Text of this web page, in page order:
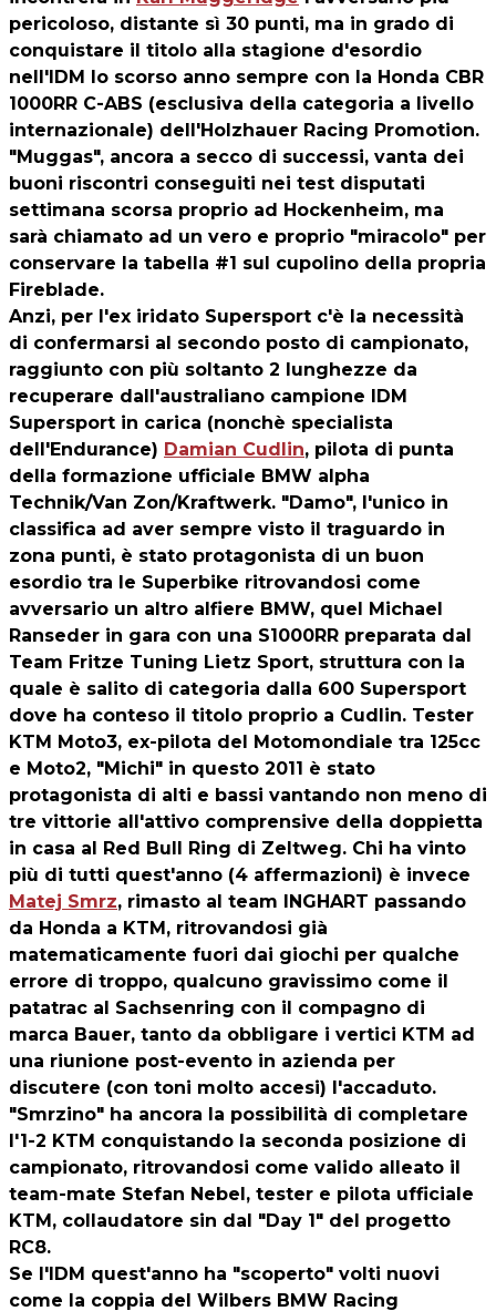
pericoloso, distante sì 30 punti, ma in grado di
conquistare il titolo alla stagione d'esordio
nell'IDM lo scorso anno sempre con la Honda CBR
1000RR C-ABS (esclusiva della categoria a livello
internazionale) dell'Holzhauer Racing Promotion.
"Muggas", ancora a secco di successi, vanta dei
buoni riscontri conseguiti nei test disputati
settimana scorsa proprio ad Hockenheim, ma
sarà chiamato ad un vero e proprio "miracolo" per
conservare la tabella #1 sul cupolino della propria
Fireblade.
Anzi, per l'ex iridato Supersport c'è la necessità
di confermarsi al secondo posto di campionato,
raggiunto con più soltanto 2 lunghezze da
recuperare dall'australiano campione IDM
Supersport in carica (nonchè specialista
dell'Endurance) Damian Cudlin, pilota di punta
della formazione ufficiale BMW alpha
Technik/Van Zon/Kraftwerk. "Damo", l'unico in
classifica ad aver sempre visto il traguardo in
zona punti, è stato protagonista di un buon
esordio tra le Superbike ritrovandosi come
avversario un altro alfiere BMW, quel Michael
Ranseder in gara con una S1000RR preparata dal
Team Fritze Tuning Lietz Sport, struttura con la
quale è salito di categoria dalla 600 Supersport
dove ha conteso il titolo proprio a Cudlin. Tester
KTM Moto3, ex-pilota del Motomondiale tra 125cc
e Moto2, "Michi" in questo 2011 è stato
protagonista di alti e bassi vantando non meno di
tre vittorie all'attivo comprensive della doppietta
in casa al Red Bull Ring di Zeltweg. Chi ha vinto
più di tutti quest'anno (4 affermazioni) è invece
Matej Smrz, rimasto al team INGHART passando
da Honda a KTM, ritrovandosi già
matematicamente fuori dai giochi per qualche
errore di troppo, qualcuno gravissimo come il
patatrac al Sachsenring con il compagno di
marca Bauer, tanto da obbligare i vertici KTM ad
una riunione post-evento in azienda per
discutere (con toni molto accesi) l'accaduto.
"Smrzino" ha ancora la possibilità di completare
l'1-2 KTM conquistando la seconda posizione di
campionato, ritrovandosi come valido alleato il
team-mate Stefan Nebel, tester e pilota ufficiale
KTM, collaudatore sin dal "Day 1" del progetto
RC8.
Se l'IDM quest'anno ha "scoperto" volti nuovi
come la coppia del Wilbers BMW Racing